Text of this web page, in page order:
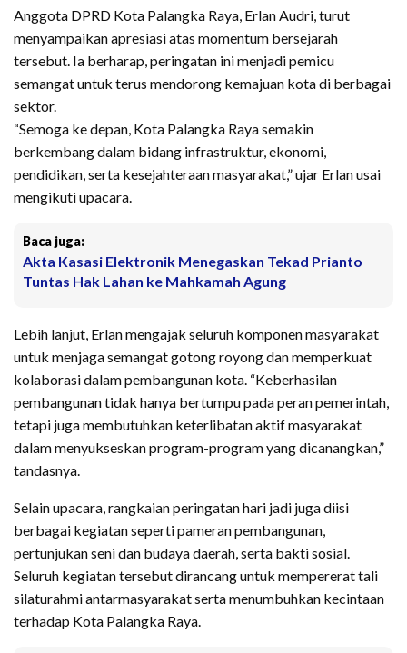
Anggota DPRD Kota Palangka Raya, Erlan Audri, turut
menyampaikan apresiasi atas momentum bersejarah
tersebut. Ia berharap, peringatan ini menjadi pemicu
semangat untuk terus mendorong kemajuan kota di berbagai
sektor.
“Semoga ke depan, Kota Palangka Raya semakin
berkembang dalam bidang infrastruktur, ekonomi,
pendidikan, serta kesejahteraan masyarakat,” ujar Erlan usai
mengikuti upacara.
Baca juga:
Akta Kasasi Elektronik Menegaskan Tekad Prianto
Tuntas Hak Lahan ke Mahkamah Agung
Lebih lanjut, Erlan mengajak seluruh komponen masyarakat
untuk menjaga semangat gotong royong dan memperkuat
kolaborasi dalam pembangunan kota. “Keberhasilan
pembangunan tidak hanya bertumpu pada peran pemerintah,
tetapi juga membutuhkan keterlibatan aktif masyarakat
dalam menyukseskan program-program yang dicanangkan,”
tandasnya.
Selain upacara, rangkaian peringatan hari jadi juga diisi
berbagai kegiatan seperti pameran pembangunan,
pertunjukan seni dan budaya daerah, serta bakti sosial.
Seluruh kegiatan tersebut dirancang untuk mempererat tali
silaturahmi antarmasyarakat serta menumbuhkan kecintaan
terhadap Kota Palangka Raya.